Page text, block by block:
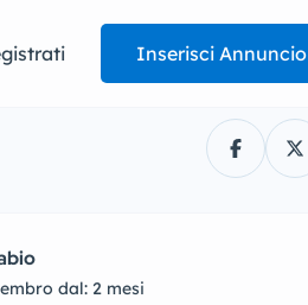
Inserisci Annuncio
dal: 2 mesi